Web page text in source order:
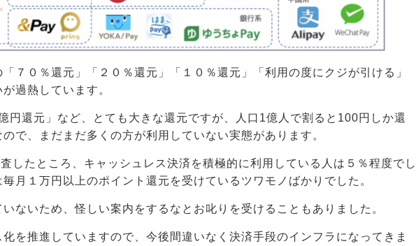
７０％還元」「２０％還元」「１０％還元」「利用の度にクジが引ける」
過熱しています。
円還元」など、とても大きな還元ですが、人口1億人で割ると100円しか還
で、まだまだ多くの方が利用していない実態があります。
したところ、キャッシュレス決済を積極的に利用している人は５％程度でし
月１万円以上のポイント還元を受けているツワモノばかりでした。
ないため、怪しい案内をするなとお叱りを受けることもありました。
を推進していますので、今後間違いなく決済手段のインフラになってきま